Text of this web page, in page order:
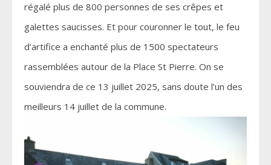
régalé plus de 800 personnes de ses crêpes et
galettes saucisses. Et pour couronner le tout, le feu
d’artifice a enchanté plus de 1500 spectateurs
rassemblées autour de la Place St Pierre. On se
souviendra de ce 13 juillet 2025, sans doute l’un des
meilleurs 14 juillet de la commune.